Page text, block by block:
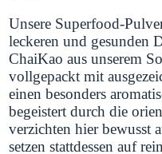
Unsere Superfood-
leckeren und gesunden
ChaiKao aus unserem
vollgepackt mit
einen besonders
begeistert durch die
verzichten hier bewusst
setzen stattdessen auf